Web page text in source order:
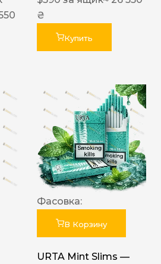
₴
Купить
Фасовка:
В Корзину
URTA Mint Slims —